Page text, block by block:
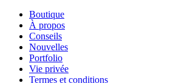
Boutique
À propos
Conseils
Nouvelles
Portfolio
Vie privée
Termes et conditions